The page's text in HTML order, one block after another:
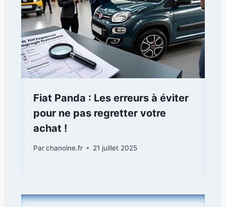
Fiat Panda : Les erreurs à éviter
pour ne pas regretter votre
achat !
Parchanoine.fr 21 juillet 2025